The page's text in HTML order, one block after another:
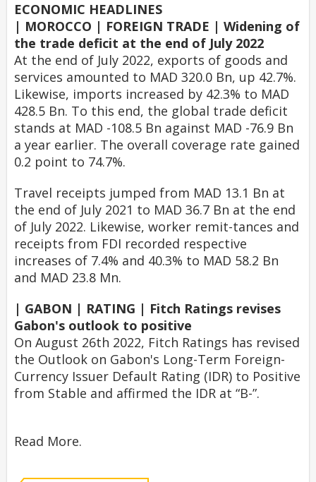
ECONOMIC HEADLINES
| MOROCCO | FOREIGN TRADE | Widening of
the trade deficit at the end of July 2022
At the end of July 2022, exports of goods and
services amounted to MAD 320.0 Bn, up 42.7%.
Likewise, imports increased by 42.3% to MAD
428.5 Bn. To this end, the global trade deficit
stands at MAD -108.5 Bn against MAD -76.9 Bn
a year earlier. The overall coverage rate gained
0.2 point to 74.7%.
Travel receipts jumped from MAD 13.1 Bn at
the end of July 2021 to MAD 36.7 Bn at the end
of July 2022. Likewise, worker remit-tances and
receipts from FDI recorded respective
increases of 7.4% and 40.3% to MAD 58.2 Bn
and MAD 23.8 Mn.
| GABON | RATING | Fitch Ratings revises
Gabon's outlook to positive
On August 26th 2022, Fitch Ratings has revised
the Outlook on Gabon's Long-Term Foreign-
Currency Issuer Default Rating (IDR) to Positive
from Stable and affirmed the IDR at “B-”.
Read More.